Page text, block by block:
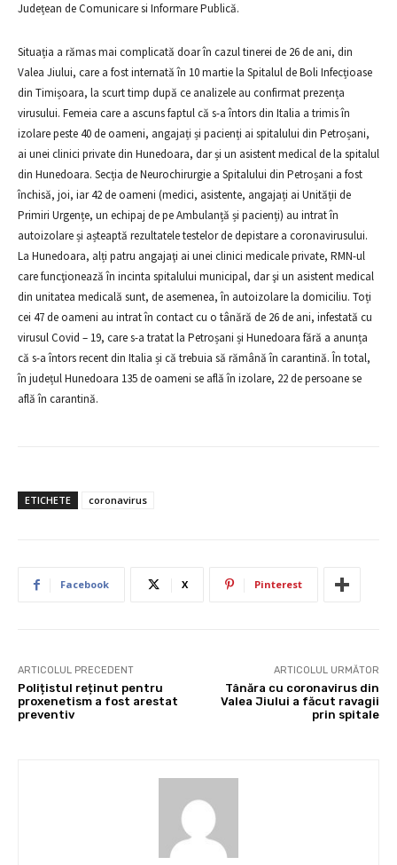
Județean de Comunicare si Informare Publică.
Situația a rămas mai complicată doar în cazul tinerei de 26 de ani, din
Valea Jiului, care a fost internată în 10 martie la Spitalul de Boli Infecțioase
din Timișoara, la scurt timp după ce analizele au confirmat prezența
virusului. Femeia care a ascuns faptul că s-a întors din Italia a trimis în
izolare peste 40 de oameni, angajați și pacienți ai spitalului din Petroșani,
ai unei clinici private din Hunedoara, dar și un asistent medical de la spitalul
din Hunedoara. Secția de Neurochirurgie a Spitalului din Petroșani a fost
închisă, joi, iar 42 de oameni (medici, asistente, angajați ai Unității de
Primiri Urgențe, un echipaj de pe Ambulanță și pacienți) au intrat în
autoizolare și așteaptă rezultatele testelor de depistare a coronavirusului.
La Hunedoara, alți patru angajaţi ai unei clinici medicale private, RMN-ul
care funcţionează în incinta spitalului municipal, dar şi un asistent medical
din unitatea medicală sunt, de asemenea, în autoizolare la domiciliu. Toți
cei 47 de oameni au intrat în contact cu o tânără de 26 de ani, infestată cu
virusul Covid – 19, care s-a tratat la Petroșani și Hunedoara fără a anunța
că s-a întors recent din Italia și că trebuia să rămână în carantină. În total,
în județul Hunedoara 135 de oameni se află în izolare, 22 de persoane se
află în carantină.
ETICHETE coronavirus
Facebook X Pinterest
ARTICOLUL PRECEDENT
Polițistul reținut pentru
proxenetism a fost arestat
preventiv
ARTICOLUL URMĂTOR
Tânăra cu coronavirus din
Valea Jiului a făcut ravagii
prin spitale